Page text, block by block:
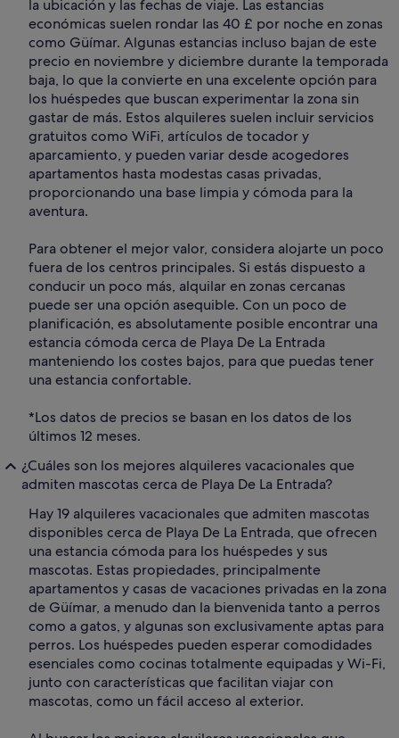
la ubicación y las fechas de viaje. Las estancias
económicas suelen rondar las 40 £ por noche en zonas
como Güímar. Algunas estancias incluso bajan de este
precio en noviembre y diciembre durante la temporada
baja, lo que la convierte en una excelente opción para
los huéspedes que buscan experimentar la zona sin
gastar de más. Estos alquileres suelen incluir servicios
gratuitos como WiFi, artículos de tocador y
aparcamiento, y pueden variar desde acogedores
apartamentos hasta modestas casas privadas,
proporcionando una base limpia y cómoda para la
aventura.
Para obtener el mejor valor, considera alojarte un poco
fuera de los centros principales. Si estás dispuesto a
conducir un poco más, alquilar en zonas cercanas
puede ser una opción asequible. Con un poco de
planificación, es absolutamente posible encontrar una
estancia cómoda cerca de Playa De La Entrada
manteniendo los costes bajos, para que puedas tener
una estancia confortable.
*Los datos de precios se basan en los datos de los
últimos 12 meses.
¿Cuáles son los mejores alquileres vacacionales que
admiten mascotas cerca de Playa De La Entrada?
Hay 19 alquileres vacacionales que admiten mascotas
disponibles cerca de Playa De La Entrada, que ofrecen
una estancia cómoda para los huéspedes y sus
mascotas. Estas propiedades, principalmente
apartamentos y casas de vacaciones privadas en la zona
de Güímar, a menudo dan la bienvenida tanto a perros
como a gatos, y algunas son exclusivamente aptas para
perros. Los huéspedes pueden esperar comodidades
esenciales como cocinas totalmente equipadas y Wi-Fi,
junto con características que facilitan viajar con
mascotas, como un fácil acceso al exterior.